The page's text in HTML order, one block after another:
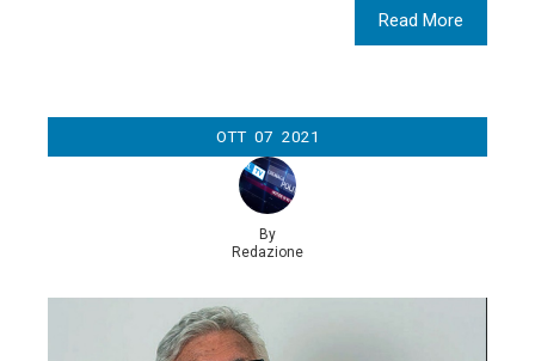
Read More
OTT 07 2021
By
Redazione